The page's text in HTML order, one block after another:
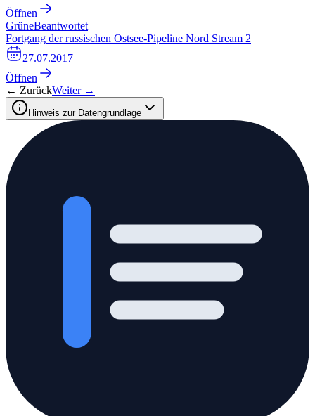
Öffnen
GrüneBeantwortet
Fortgang der russischen Ostsee-Pipeline Nord Stream 2
27.07.2017
Öffnen
← ZurückWeiter →
Hinweis zur Datengrundlage